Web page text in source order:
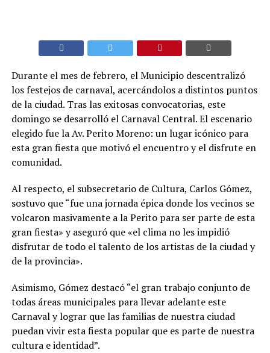
Durante el mes de febrero, el Municipio descentralizó
los festejos de carnaval, acercándolos a distintos puntos
de la ciudad. Tras las exitosas convocatorias, este
domingo se desarrolló el Carnaval Central. El escenario
elegido fue la Av. Perito Moreno: un lugar icónico para
esta gran fiesta que motivó el encuentro y el disfrute en
comunidad.
Al respecto, el subsecretario de Cultura, Carlos Gómez,
sostuvo que “fue una jornada épica donde los vecinos se
volcaron masivamente a la Perito para ser parte de esta
gran fiesta» y aseguró que «el clima no les impidió
disfrutar de todo el talento de los artistas de la ciudad y
de la provincia».
Asimismo, Gómez destacó “el gran trabajo conjunto de
todas áreas municipales para llevar adelante este
Carnaval y lograr que las familias de nuestra ciudad
puedan vivir esta fiesta popular que es parte de nuestra
cultura e identidad”.